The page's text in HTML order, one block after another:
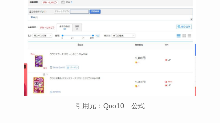
引用元：Qoo10 公式